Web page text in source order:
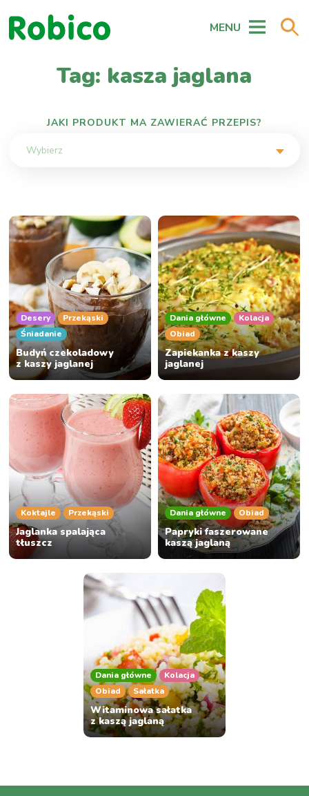
MENU
Tag: kasza jaglana
JAKI PRODUKT MA ZAWIERAĆ PRZEPIS?
Wybierz
Desery
Przekąski
Śniadanie
Budyń czekoladowy
z kaszy jaglanej
Dania główne
Kolacja
Obiad
Zapiekanka z kaszy
jaglanej
Koktajle Przekąski
Jaglanka spalająca
tłuszcz
Dania główne Obiad
Papryki faszerowane
kaszą jaglaną
Dania główne
Kolacja
Obiad
Sałatka
Witaminowa sałatka
z kaszą jaglaną